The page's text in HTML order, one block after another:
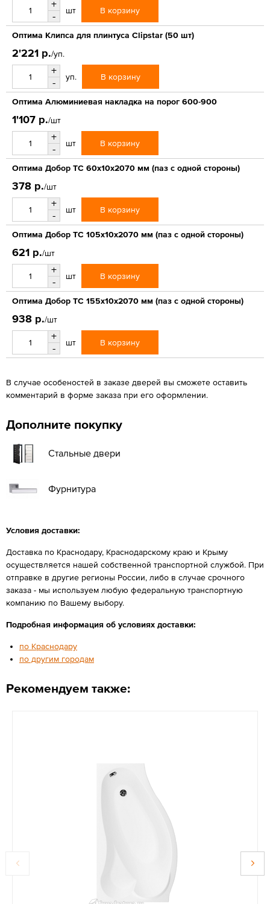
+
-
шт В корзину
Оптима Клипса для плинтуса Clipstar (50 шт)
2'221 р./уп.
+
-
уп. В корзину
Оптима Алюминиевая накладка на порог 600-900
1'107 р./шт
+
-
шт В корзину
Оптима Добор ТС 60х10х2070 мм (паз с одной стороны)
378 р./шт
+
-
шт В корзину
Оптима Добор ТС 105х10х2070 мм (паз с одной стороны)
621 р./шт
+
-
шт В корзину
Оптима Добор ТС 155х10х2070 мм (паз с одной стороны)
938 р./шт
+
-
шт В корзину
В случае особеностей в заказе дверей вы сможете оставить
комментарий в форме заказа при его оформлении.
Дополните покупку
Стальные двери
Фурнитура
Условия доставки:
Доставка по Краснодару, Краснодарскому краю и Крыму
осуществляется нашей собственной транспортной службой. При
отправке в другие регионы России, либо в случае срочного
заказа - мы используем любую федеральную транспортную
компанию по Вашему выбору.
Подробная информация об условиях доставки:
по Краснодару
по другим городам
Рекомендуем также: